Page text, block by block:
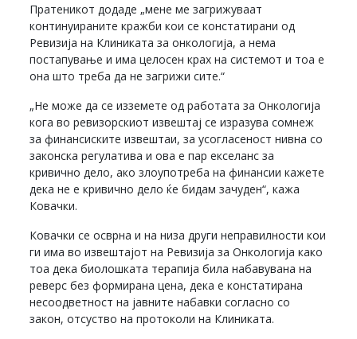
Пратеникот додаде „мене ме загрижуваат
континуираните кражби кои се констатирани од
Ревизија на Клиниката за онкологија, а нема
постапување и има целосен крах на системот и тоа е
она што треба да не загрижи сите.“
„Не може да се изземете од работата за Онкологија
кога во ревизорскиот извештај се изразува сомнеж
за финансиските извештаи, за усогласеност нивна со
законска регулатива и ова е пар екселанс за
кривично дело, ако злоупотреба на финансии кажете
дека не е кривично дело ќе бидам зачуден“, кажа
Ковачки.
Ковачки се осврна и на низа други неправилности кои
ги има во извештајот на Ревизија за Онкологија како
тоа дека биолошката терапија била набавувана на
реверс без формирана цена, дека е констатирана
несоодветност на јавните набавки согласно со
закон, отсуство на протоколи на Клиниката.